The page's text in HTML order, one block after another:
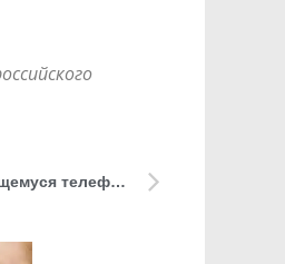
В Челябинске подросток во время разговора по заряжающемуся телефону погиб от удара током